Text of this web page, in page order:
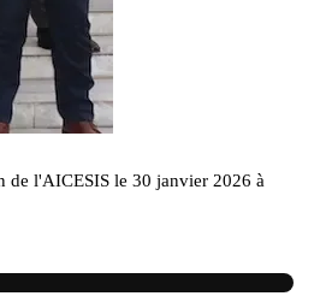
de l'AICESIS le 30 janvier 2026 à